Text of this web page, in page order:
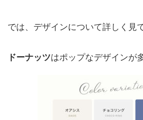
では、デザインについて詳しく見
ドーナッツはポップなデザインが